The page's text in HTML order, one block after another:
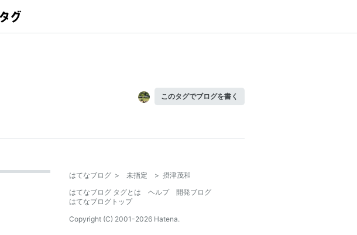
このタグでブログを書く
はてなブログ > 未指定 > 摂津茂和
はてなブログ タグとは
ヘルプ
開発ブログ
はてなブログトップ
Copyright (C) 2001-2026 Hatena.